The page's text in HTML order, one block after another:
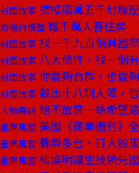
封面故事 擠掉兩萬五千封履
商場自慢塾 雖千萬人吾往矣
封面故事 找一千九百個具國
封面故事 八大條件，找一個
封面故事 你要夠合群，也要
封面故事 殺出十八銅人陣，
人物專訪 絕不放棄一絲希望
產業風雲 美國《商業週刊》
產業風雲 養樂多台、日大股
產業風雲 楊煥明讓生技領先